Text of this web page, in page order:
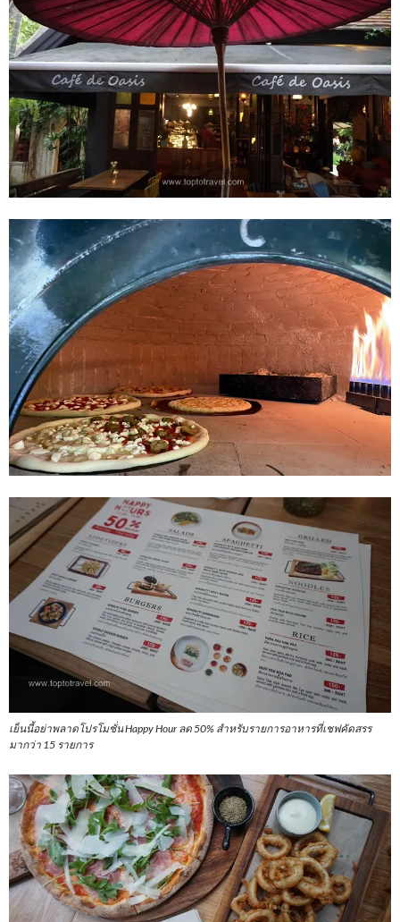
เย็นนี้อย่าพลาดโปรโมชั่น Happy Hour ลด 50% สำหรับรายการอาหารที่เชฟคัดสรร
มากว่า 15 รายการ